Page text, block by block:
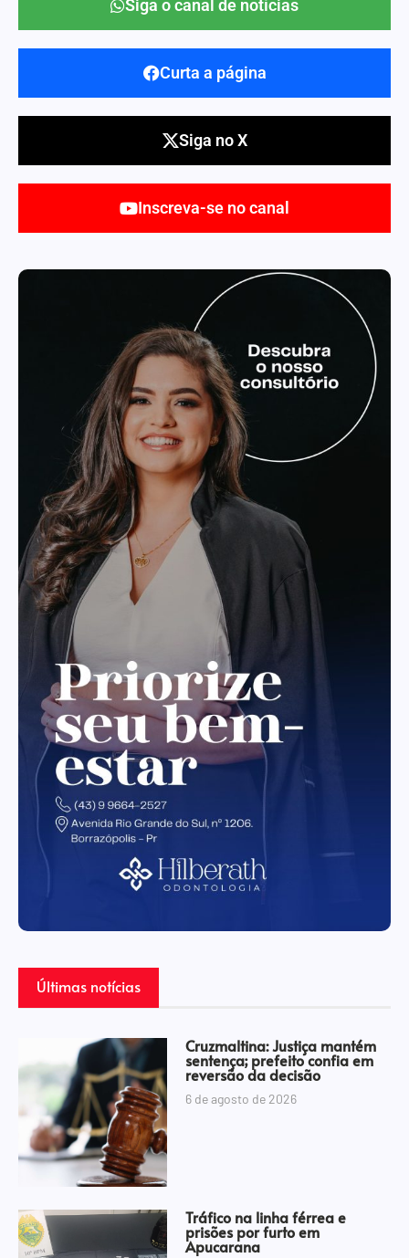
Siga o canal de notícias
Curta a página
Siga no X
Inscreva-se no canal
Últimas notícias
Cruzmaltina: Justiça mantém
sentença; prefeito confia em
reversão da decisão
6 de agosto de 2026
Tráfico na linha férrea e
prisões por furto em
Apucarana